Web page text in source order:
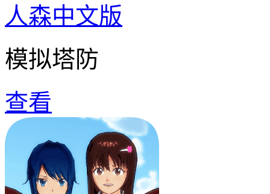
人森中文版
模拟塔防
查看